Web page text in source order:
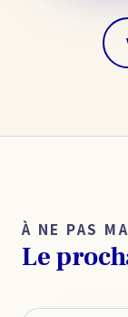
À NE PAS
Le